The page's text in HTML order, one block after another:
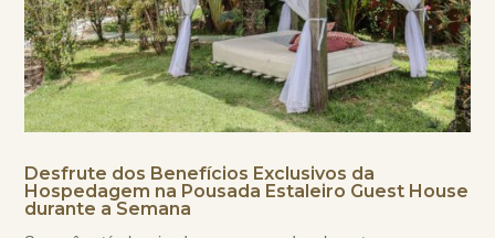
Desfrute dos Benefícios Exclusivos da
Hospedagem na Pousada Estaleiro Guest House
durante a Semana